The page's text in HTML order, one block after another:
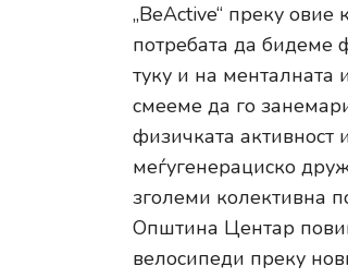
„BeActive“ преку
потребата да
туку и на менталната
смееме да го
физичката активност
меѓугенерациско
зголеми колективна
Општина Центар
велосипеди преку